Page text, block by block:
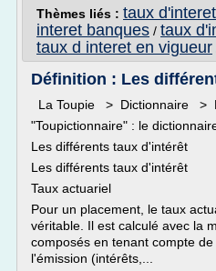
Thèmes liés : taux
interet banques / taux
taux d interet en vigueur
Définition : Les
La Toupie > Dictionnaire >
"Toupictionnaire" : le
Les différents taux d'intérêt
Les différents taux d'intérêt
Taux actuariel
Pour un placement, le taux
véritable. Il est calculé avec la
composés en tenant compte
l'émission (intérêts,...